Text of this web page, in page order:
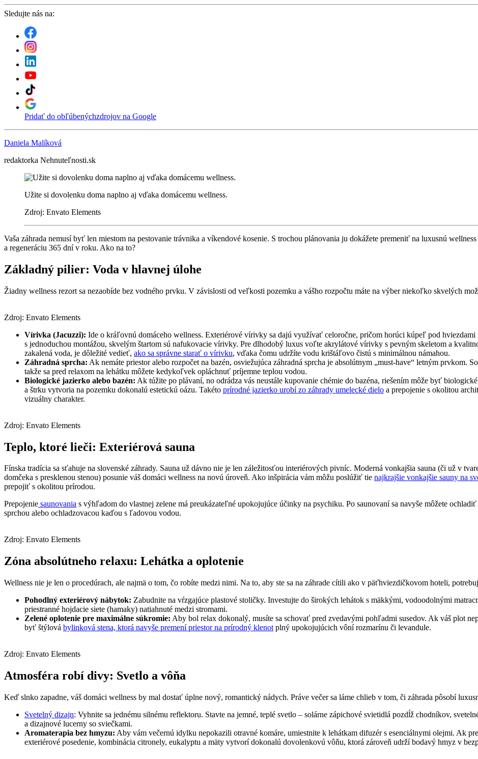
Sledujte nás na:
Pridať do obľúbenýchzdrojov na Google
Daniela Malíková
redaktorka Nehnuteľnosti.sk
Užite si dovolenku doma naplno aj vďaka domácemu wellness.
Zdroj: Envato Elements
Vaša záhrada nemusí byť len miestom na pestovanie trávnika a víkendové kosenie. S trochou plánovania ju dokážete premeniť na luxusnú
a regeneráciu 365 dní v roku. Ako na to?
Základný pilier: Voda v hlavnej úlohe
Žiadny wellness rezort sa nezaobíde bez vodného prvku. V závislosti od veľkosti pozemku a vášho rozpočtu máte na výber niekoľko skvelých
Zdroj: Envato Elements
Vírivka (Jacuzzi): Ide o kráľovnú domáceho wellness. Exteriérové vírivky sa dajú využívať celoročne, pričom horúci kúpeľ pod hviezdami
s jednoduchou montážou, skvelým štartom sú nafukovacie vírivky. Pre dlhodobý luxus voľte akrylátové vírivky s pevným skeletom a
zakalená voda, je dôležité vedieť, ako sa správne starať o vírivku, vďaka čomu udržíte vodu krištáľovo čistú s minimálnou námahou.
Záhradná sprcha: Ak nemáte priestor alebo rozpočet na bazén, osviežujúca záhradná sprcha je absolútnym „must-have“ letným prvkom.
takže sa pred relaxom na lehátku môžete kedykoľvek opláchnuť príjemne teplou vodou.
Biologické jazierko alebo bazén: Ak túžite po plávaní, no odrádza vás neustále kupovanie chémie do bazéna, riešením môže byť
a štrku vytvoria na pozemku dokonalú estetickú oázu. Takéto prírodné jazierko urobí zo záhrady umelecké dielo a prepojenie s okolitou
vizuálny charakter.
Zdroj: Envato Elements
Teplo, ktoré lieči: Exteriérová sauna
Fínska tradícia sa sťahuje na slovenské záhrady. Sauna už dávno nie je len záležitosťou interiérových pivníc. Moderná vonkajšia sauna (či už v
domčeka s presklenou stenou) posunie váš domáci wellness na novú úroveň. Ako inšpirácia vám môžu poslúžiť tie najkrajšie vonkajšie sauny na
prepojiť s okolitou prírodou.
Prepojenie saunovania s výhľadom do vlastnej zelene má preukázateľné upokojujúce účinky na psychiku. Po saunovaní sa navyše môžete
sprchou alebo ochladzovacou kaďou s ľadovou vodou.
Zdroj: Envato Elements
Zóna absolútneho relaxu: Lehátka a oplotenie
Wellness nie je len o procedúrach, ale najmä o tom, čo robíte medzi nimi. Na to, aby ste sa na záhrade cítili ako v päťhviezdičkovom hoteli,
Pohodlný exteriérový nábytok: Zabudnite na vŕzgajúce plastové stoličky. Investujte do širokých lehátok s mäkkými, vodoodolnými
priestranné hojdacie siete (hamaky) natiahnuté medzi stromami.
Zelené oplotenie pre maximálne súkromie: Aby bol relax dokonalý, musíte sa schovať pred zvedavými pohľadmi susedov. Ak váš plot
byť štýlová bylinková stena, ktorá navyše premení priestor na prírodný klenot plný upokojujúcich vôní rozmarínu či levandule.
Zdroj: Envato Elements
Atmosféra robí divy: Svetlo a vôňa
Keď slnko zapadne, váš domáci wellness by mal dostať úplne nový, romantický nádych. Práve večer sa láme chlieb v tom, či záhrada pôsobí
Svetelný dizajn: Vyhnite sa jednému silnému reflektoru. Stavte na jemné, teplé svetlo – solárne zápichové svietidlá pozdĺž chodníkov,
a dizajnové lucerny so sviečkami.
Aromaterapia bez hmyzu: Aby vám večernú idylku nepokazili otravné komáre, umiestnite k lehátkam difuzér s esenciálnymi olejmi. Ak
exteriérové posedenie, kombinácia citronely, eukalyptu a mäty vytvorí dokonalú dovolenkovú vôňu, ktorá zároveň udrží bodavý hmyz v